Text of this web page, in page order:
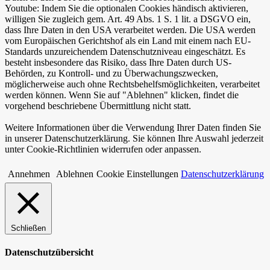
Youtube: Indem Sie die optionalen Cookies händisch aktivieren,
willigen Sie zugleich gem. Art. 49 Abs. 1 S. 1 lit. a DSGVO ein,
dass Ihre Daten in den USA verarbeitet werden. Die USA werden
vom Europäischen Gerichtshof als ein Land mit einem nach EU-
Standards unzureichendem Datenschutzniveau eingeschätzt. Es
besteht insbesondere das Risiko, dass Ihre Daten durch US-
Behörden, zu Kontroll- und zu Überwachungszwecken,
möglicherweise auch ohne Rechtsbehelfsmöglichkeiten, verarbeitet
werden können. Wenn Sie auf "Ablehnen" klicken, findet die
vorgehend beschriebene Übermittlung nicht statt.
Weitere Informationen über die Verwendung Ihrer Daten finden Sie
in unserer Datenschutzerklärung. Sie können Ihre Auswahl jederzeit
unter Cookie-Richtlinien widerrufen oder anpassen.
Annehmen Ablehnen Cookie Einstellungen Datenschutzerklärung
Schließen
Datenschutzübersicht